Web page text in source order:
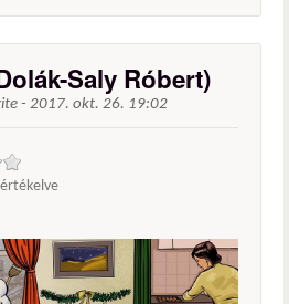
Saly Róbert)
- 2017. okt. 26. 19:02